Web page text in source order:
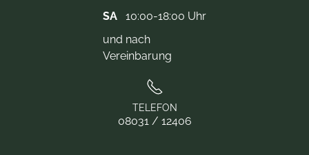
SA
10:00-18:00 Uhr
und nach
Vereinbarung
TELEFON
08031 / 12406